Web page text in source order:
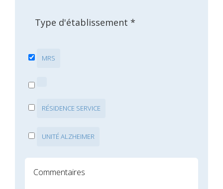
Type d'établissement *
MRS
RÉSIDENCE SERVICE
UNITÉ ALZHEIMER